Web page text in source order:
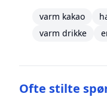
varm kakao
varm drikke
Ofte stilte